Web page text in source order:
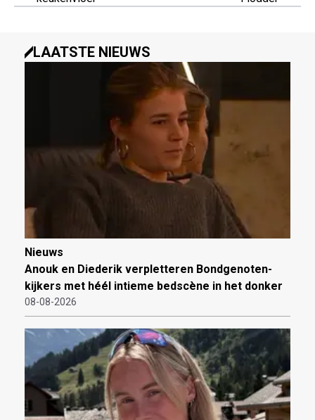
LAATSTE NIEUWS
Nieuws
Anouk en Diederik verpletteren Bondgenoten-
kijkers met héél intieme bedscène in het donker
08-08-2026